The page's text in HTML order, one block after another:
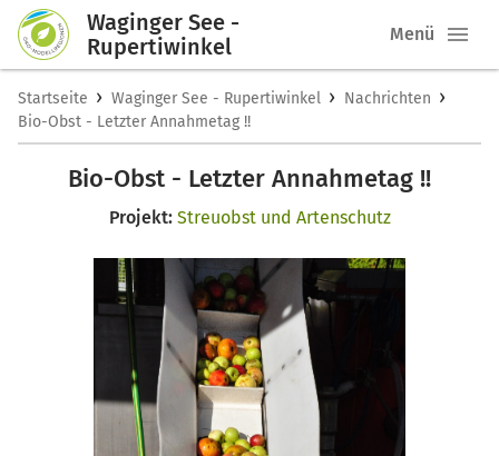
Waginger See -
Rupertiwinkel
Menü
Startseite › Waginger See - Rupertiwinkel › Nachrichten ›
Bio-Obst - Letzter Annahmetag !!
Bio-Obst - Letzter Annahmetag !!
Projekt: Streuobst und Artenschutz